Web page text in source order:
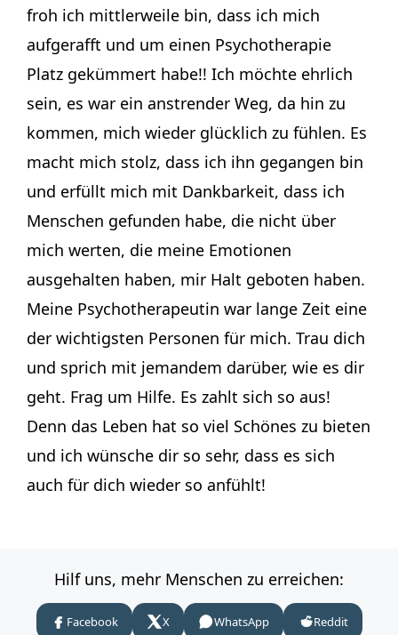
froh ich mittlerweile bin, dass ich mich
aufgerafft und um einen Psychotherapie
Platz gekümmert habe!! Ich möchte ehrlich
sein, es war ein anstrender Weg, da hin zu
kommen, mich wieder glücklich zu fühlen. Es
macht mich stolz, dass ich ihn gegangen bin
und erfüllt mich mit Dankbarkeit, dass ich
Menschen gefunden habe, die nicht über
mich werten, die meine Emotionen
ausgehalten haben, mir Halt geboten haben.
Meine Psychotherapeutin war lange Zeit eine
der wichtigsten Personen für mich. Trau dich
und sprich mit jemandem darüber, wie es dir
geht. Frag um Hilfe. Es zahlt sich so aus!
Denn das Leben hat so viel Schönes zu bieten
und ich wünsche dir so sehr, dass es sich
auch für dich wieder so anfühlt!
Hilf uns, mehr Menschen zu erreichen:
Facebook X WhatsApp Reddit